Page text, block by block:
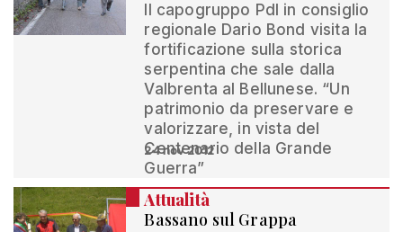
Il capogruppo Pdl in consiglio
regionale Dario Bond visita la
fortificazione sulla storica
serpentina che sale dalla
Valbrenta al Bellunese. “Un
patrimonio da preservare e
valorizzare, in vista del
Centenario della Grande
Guerra”
24 nov 2012
Attualità
Bassano sul Grappa